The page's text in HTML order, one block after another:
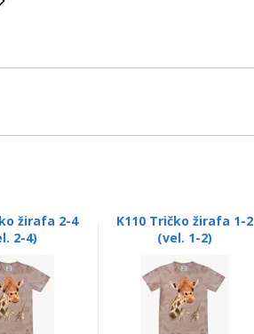
žirafa 2-4
2-4)
K110 Tričko žirafa 1-2
(vel. 1-2)